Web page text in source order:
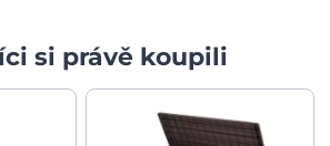
si právě koupili